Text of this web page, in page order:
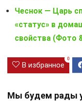
Чеснок — Царь
«статус» в
свойства (Фото
В избранное
0
Мы будем рады